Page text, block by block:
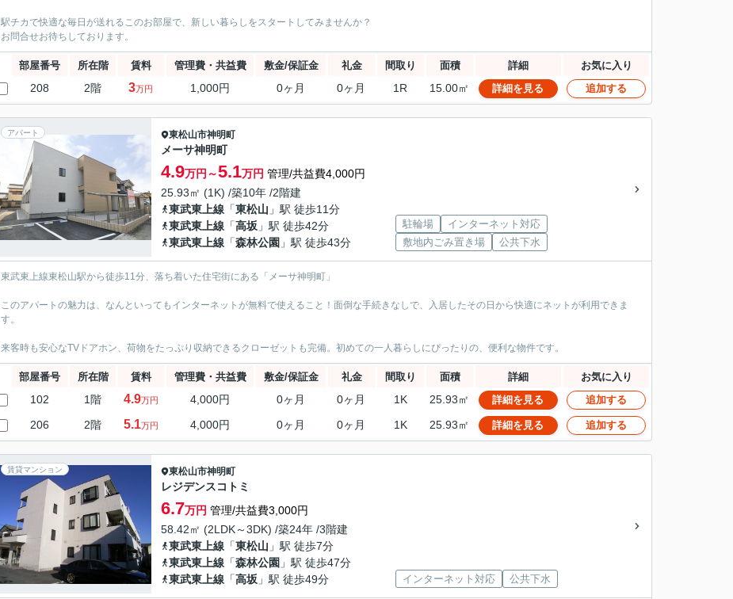
駅チカで快適な毎日が送れるこのお部屋で、新しい暮らしをスタートしてみませんか？
お問合せお待ちしております。
部屋番号 所在階 賃料 管理費・共益費 敷金/保証金 礼金 間取り 面積 詳細 お気に入り
208 2階 3万円 1,000円 0ヶ月 0ヶ月 1R 15.00㎡ 詳細を見る 追加する
アパート 東松山市神明町
メーサ神明町
4.9万円～5.1万円 管理/共益費4,000円
25.93㎡ (1K) /築10年 /2階建
東武東上線 「東松山 」駅 徒歩11分
東武東上線 「高坂 」駅 徒歩42分
東武東上線 「森林公園 」駅 徒歩43分
駐輪場
インターネット対応
敷地内ごみ置き場
公共下水
東武東上線東松山駅から徒歩11分、落ち着いた住宅街にある「メーサ神明町」
このアパートの魅力は、なんといってもインターネットが無料で使えること！面倒な手続きなしで、入居したその日から快適にネットが利用できま
す。
来客時も安心なTVドアホン、荷物をたっぷり収納できるクローゼットも完備。初めての一人暮らしにぴったりの、便利な物件です。
部屋番号 所在階 賃料 管理費・共益費 敷金/保証金 礼金 間取り 面積 詳細 お気に入り
102 1階 4.9万円 4,000円 0ヶ月 0ヶ月 1K 25.93㎡ 詳細を見る 追加する
206 2階 5.1万円 4,000円 0ヶ月 0ヶ月 1K 25.93㎡ 詳細を見る 追加する
賃貸マンション 東松山市神明町
レジデンスコトミ
6.7万円 管理/共益費3,000円
58.42㎡ (2LDK～3DK) /築24年 /3階建
東武東上線 「東松山 」駅 徒歩7分
東武東上線 「森林公園 」駅 徒歩47分
東武東上線 「高坂 」駅 徒歩49分 インターネット対応 公共下水